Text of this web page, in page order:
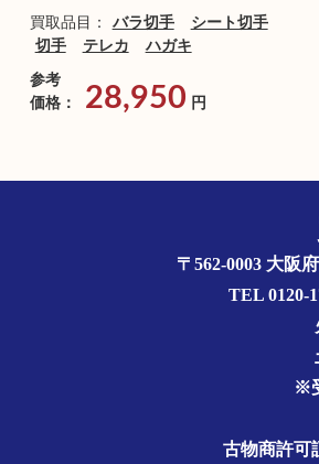
買取品目： バラ切手
シート切手
切手
テレカ
ハガキ
参考
価格：
28,950 円
〒562-0003 大阪
TEL 0120-
※
古物商許可